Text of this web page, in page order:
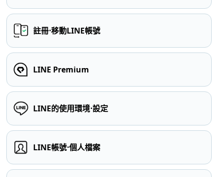
註冊⋅移動LINE帳號
LINE Premium
LINE的使用環境⋅設定
LINE帳號⋅個人檔案